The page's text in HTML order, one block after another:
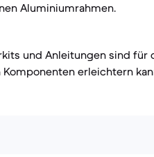
Aluminiumrahmen.
und Anleitungen sind für
erleichtern